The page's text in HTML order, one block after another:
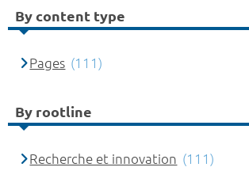
By content type
Pages (111)
By rootline
Recherche et innovation (111)